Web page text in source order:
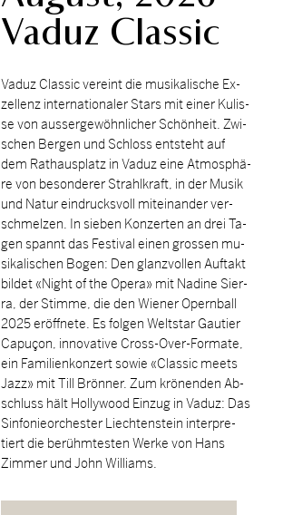
Vaduz Classic
Va­duz Clas­sic ver­eint die mu­si­ka­li­sche Ex­
zel­lenz in­ter­na­tio­na­ler Stars mit ei­ner Ku­lis­
se von aus­ser­ge­wöhn­li­cher Schön­heit. Zwi­
schen Ber­gen und Schloss ent­steht auf
dem Rat­haus­platz in Va­duz eine At­mo­sphä­
re von be­son­de­rer Strahl­kraft, in der Mu­sik
und Na­tur ein­drucks­voll mit­ein­an­der ver­
schmel­zen. In sie­ben Kon­zer­ten an drei Ta­
gen spannt das Fes­ti­val ei­nen grossen mu­
si­ka­li­schen Bo­gen: Den glanz­vol­len Auf­takt
bil­det «Night of the Ope­ra» mit Na­di­ne Si­er­
ra, der Stim­me, die den Wie­ner Opern­ball
2025 er­öff­ne­te. Es fol­gen Welt­star Gau­tier
Capuçon, in­no­va­ti­ve Cross-Over-For­ma­te,
ein Fa­mi­li­en­kon­zert so­wie «Clas­sic meets
Jazz» mit Till Brön­ner. Zum krö­nen­den Ab­
schluss hält Hol­ly­wood Ein­zug in Va­duz: Das
Sin­fo­nie­or­ches­ter Liech­ten­stein in­ter­pre­
tiert die be­rühm­tes­ten Wer­ke von Hans
Zim­mer und John Wil­li­ams.